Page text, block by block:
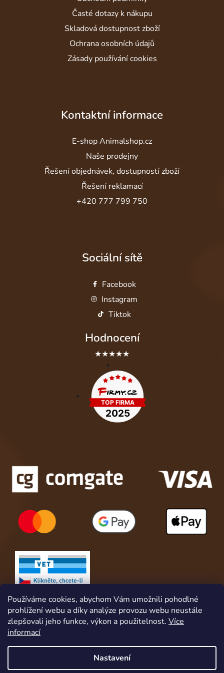
Používáme cookies, abychom Vám umožnili pohodlné
prohlížení webu a díky analýze provozu webu neustále
zlepšovali jeho funkce, výkon a použitelnost. Více
informací
Nastavení
Časté dotazy k nákupu
Skladová dostupnost zboží
Ochrana osobních údajů
Zásady používání cookies
Kontaktní informace
E-shop Animalshop.cz
Naše prodejny
Řešení objednávek, dostupností zboží
Řešení reklamací
+420 777 799 750
Sociální sítě
Facebook
Instagram
Tiktok
Hodnocení
★★★★★